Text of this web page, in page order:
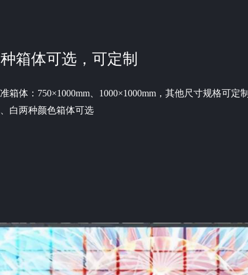
箱体可选，可定制
箱体：750×1000mm、1000×1000mm，其他尺寸规格可定制
白两种颜色箱体可选